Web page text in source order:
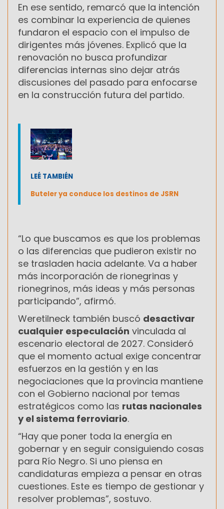
En ese sentido, remarcó que la intención
es combinar la experiencia de quienes
fundaron el espacio con el impulso de
dirigentes más jóvenes. Explicó que la
renovación no busca profundizar
diferencias internas sino dejar atrás
discusiones del pasado para enfocarse
en la construcción futura del partido.
LEÉ TAMBIÉN
Buteler ya conduce los destinos de JSRN
“Lo que buscamos es que los problemas
o las diferencias que pudieron existir no
se trasladen hacia adelante. Va a haber
más incorporación de rionegrinas y
rionegrinos, más ideas y más personas
participando”, afirmó.
Weretilneck también buscó desactivar
cualquier especulación vinculada al
escenario electoral de 2027. Consideró
que el momento actual exige concentrar
esfuerzos en la gestión y en las
negociaciones que la provincia mantiene
con el Gobierno nacional por temas
estratégicos como las rutas nacionales
y el sistema ferroviario.
“Hay que poner toda la energía en
gobernar y en seguir consiguiendo cosas
para Río Negro. Si uno piensa en
candidaturas empieza a pensar en otras
cuestiones. Este es tiempo de gestionar y
resolver problemas”, sostuvo.